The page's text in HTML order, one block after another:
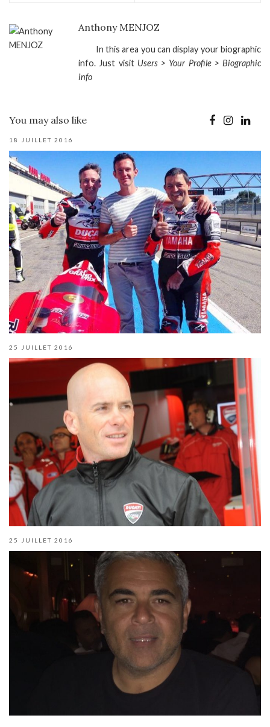
Anthony MENJOZ
In this area you can display your biographic
info. Just visit Users > Your Profile > Biographic
info
You may also like
18 JUILLET 2016
25 JUILLET 2016
25 JUILLET 2016